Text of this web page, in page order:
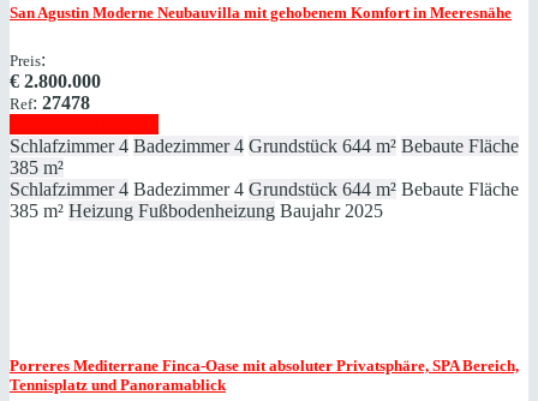
San Agustin Moderne Neubauvilla mit gehobenem Komfort in Meeresnähe
Preis:
€ 2.800.000
Ref: 27478
Schlafzimmer 4 Badezimmer 4 Grundstück 644 m² Bebaute Fläche
385 m²
Schlafzimmer 4 Badezimmer 4 Grundstück 644 m² Bebaute Fläche
385 m² Heizung Fußbodenheizung Baujahr 2025
Porreres Mediterrane Finca-Oase mit absoluter Privatsphäre, SPA Bereich,
Tennisplatz und Panoramablick